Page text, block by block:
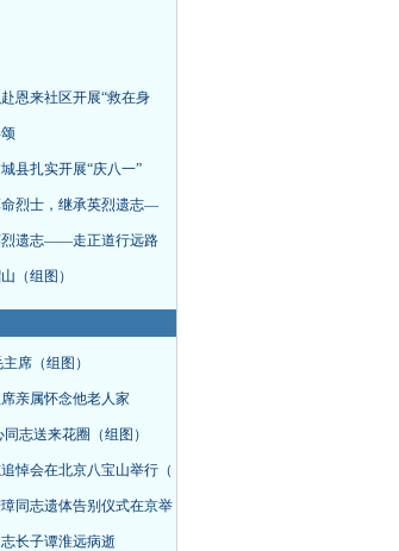
恩来社区开展“救在身
县扎实开展“庆八一”
烈士，继承英烈遗志—
烈遗志——走正道行远路
（组图）
席（组图）
亲属怀念他老人家
志送来花圈（组图）
悼会在北京八宝山举行（
同志遗体告别仪式在京举
长子谭淮远病逝